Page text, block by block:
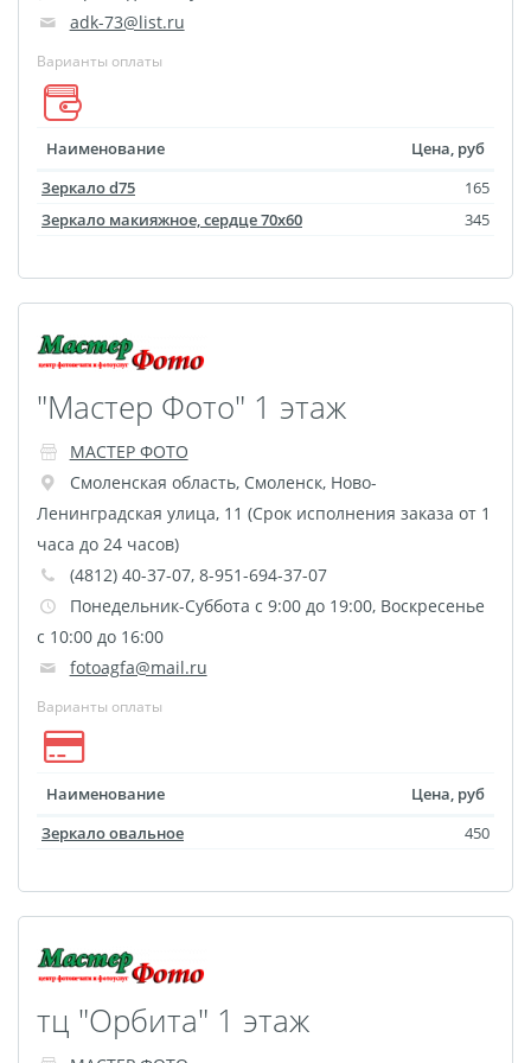
размеров
Портреты в стиле
Картины на холсте
мольбертом
Roll up
осн. УФ
Пресс-воллы
Флип-Флоп портрет
Фото на металле
Печать наклеек
Печать на ПВХ пластике
Фотопазл
Печать на CD/DVD
Металлическая
пластина
Фото на медали
Коврик для мыши
Фото на брелках
Фото на часах
Фото на сумке
Фотомагниты
Фото на тарелке
Фото на кружках
Фото на футболках
Фото на бейсболке
adk-73@list.ru
Варианты оплаты
Наименование
Цена, руб
Зеркало d75
165
Зеркало макияжное, сердце 70x60
345
"Мастер Фото" 1 этаж
МАСТЕР ФОТО
Смоленская область, Смоленск, Ново-
Ленинградская улица, 11 (Срок исполнения заказа от 1
часа до 24 часов)
(4812) 40-37-07, 8-951-694-37-07
Понедельник-Суббота с 9:00 до 19:00, Воскресенье
с 10:00 до 16:00
fotoagfa@mail.ru
Варианты оплаты
Наименование
Цена, руб
Зеркало овальное
450
тц "Орбита" 1 этаж